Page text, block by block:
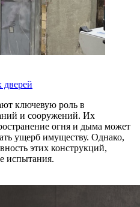
ключевую роль в
и сооружений. Их
огня и дыма может
ущерб имуществу. Однако,
этих конструкций,
испытания.